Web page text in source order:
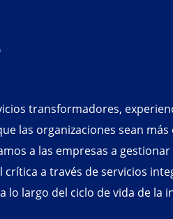
transformadores,
las organizaciones sean más
a las empresas a gestionar
a través de servicios
lo largo del ciclo de vida de la